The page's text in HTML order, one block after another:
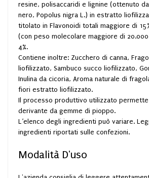
resine, polisaccaridi e lignine (ottenuto
nero, Popolus nigra L.) in estratto
titolato in Flavonoidi totali maggiore di
(con peso molecolare maggiore di
4%.
Contiene inoltre: Zucchero di canna,
liofilizzato, Sambuco succo liofilizzato,
Inulina da cicoria, Aroma naturale di
fiori estratto liofilizzato.
Il processo produttivo utilizzato permette
derivante da gemme di pioppo.
L’elenco degli ingredienti può variare.
ingredienti riportati sulle confezioni.
Modalità D'uso